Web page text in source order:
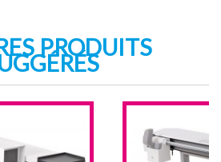
PRODUITS